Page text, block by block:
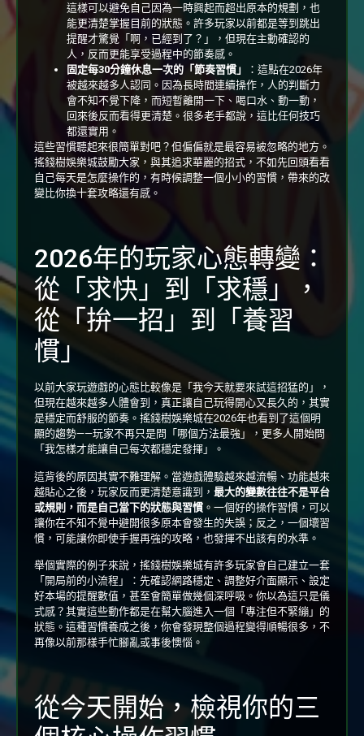
這樣可以避免自己因為一時興起而超出原本的規劃，也
能更清楚掌握目前的狀態。許多玩家以前都是等到跳出
提醒才驚覺「啊，已經到了？」，但現在主動確認的
人，反而更能享受過程中的節奏感。
固定每30分鐘休息一次的「節奏習慣」
：這點在2026年
被越來越多人認同。因為長時間連續操作，人的判斷力
會不知不覺下降，而短暫離開一下、喝口水、動一動，
回來後反而看得更清楚。很多老手都說，這比任何技巧
都還實用。
這些習慣聽起來很簡單對吧？但偏偏就是最容易被忽略的地方。
搖錢樹娛樂城鼓勵大家，與其追求華麗的招式，不如先回頭看看
自己每天是怎麼操作的，有時候調整一個小小的習慣，帶來的改
變比你換十套攻略還有感。
2026年的玩家心態轉變：
從「求快」到「求穩」，
從「拚一招」到「養習
慣」
以前大家玩遊戲的心態比較像是「我今天就要來試這招猛的」，
但現在越來越多人體會到，真正讓自己玩得開心又長久的，其實
是穩定而舒服的節奏。搖錢樹娛樂城在2026年也看到了這個明
顯的趨勢——玩家不再只是問「哪個方法最強」，更多人開始問
「我怎樣才能讓自己每次都穩定發揮」。
這背後的原因其實不難理解。當遊戲體驗越來越流暢、功能越來
越貼心之後，玩家反而更清楚意識到， 最大的變數往往不是平台
或規則，而是自己當下的狀態與習慣 。一個好的操作習慣，可以
讓你在不知不覺中避開很多原本會發生的失誤；反之，一個壞習
慣，可能讓你即使手握再強的攻略，也發揮不出該有的水準。
舉個實際的例子來說，搖錢樹娛樂城有許多玩家會自己建立一套
「開局前的小流程」：先確認網路穩定、調整好介面顯示、設定
好本場的提醒數值，甚至會簡單做幾個深呼吸。你以為這只是儀
式感？其實這些動作都是在幫大腦進入一個「專注但不緊繃」的
狀態。這種習慣養成之後，你會發現整個過程變得順暢很多，不
再像以前那樣手忙腳亂或事後懊惱。
從今天開始，檢視你的三